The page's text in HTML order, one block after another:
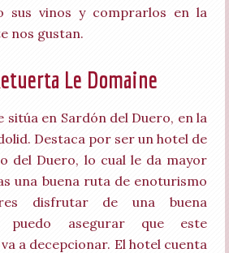
sus vinos y comprarlos en la
nos gustan.
Le Domaine
sitúa en Sardón del Duero, en la
Destaca por ser un hotel de
del Duero, lo cual le da mayor
una buena ruta de enoturismo
disfrutar de una buena
puedo asegurar que este
a decepcionar. El hotel cuenta